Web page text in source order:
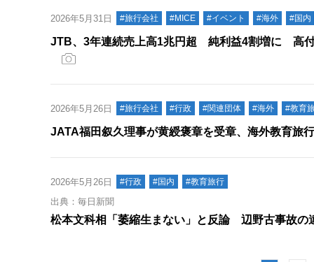
2026年5月31日 #旅行会社 #MICE #イベント #海外 #国内
JTB、3年連続売上高1兆円超 純利益4割増に 高付
2026年5月26日 #旅行会社 #行政 #関連団体 #海外 #教育
JATA福田叙久理事が黄綬褒章を受章、海外教育旅
2026年5月26日 #行政 #国内 #教育旅行
出典：毎日新聞
松本文科相「萎縮生まない」と反論 辺野古事故の